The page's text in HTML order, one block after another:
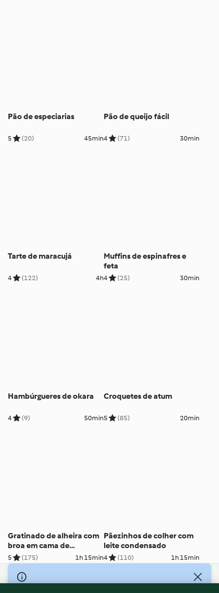
Pão de especiarias
5 (20) 45min
Pão de queijo fácil
4 (71) 30min
Tarte de maracujá
4 (122) 4h
Muffins de espinafres e
feta
4 (25) 30min
Hambúrgueres de okara
4 (9) 50min
Croquetes de atum
5 (85) 20min
Gratinado de alheira com
broa em cama de
espinafres e batata palha
5 (175) 1h 15min
Pãezinhos de colher com
leite condensado
4 (110) 1h 15min
© Copyright 2026